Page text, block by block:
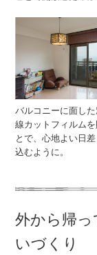
バルコニーに面し
線カットフィルムを
とで、心地よい日
込むように。
外から帰
いづくり